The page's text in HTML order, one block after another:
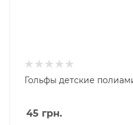
Гольфы детские
45 грн.